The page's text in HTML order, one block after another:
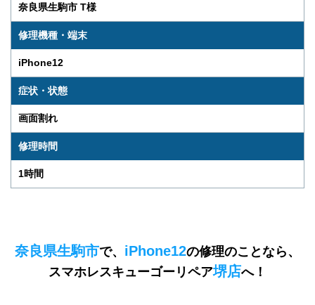
奈良県生駒市 T様
修理機種・端末
iPhone12
症状・状態
画面割れ
修理時間
1時間
奈良県生駒市で、 iPhone12の修理のことなら、
スマホレスキューゴーリペア堺店へ！